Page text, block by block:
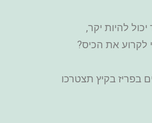
להיות יקר,
לקרוע את הכיס?
בפריז בקיץ תצטרכו